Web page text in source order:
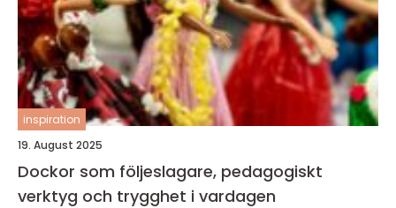
inspiration
19. August 2025
Dockor som följeslagare, pedagogiskt
verktyg och trygghet i vardagen